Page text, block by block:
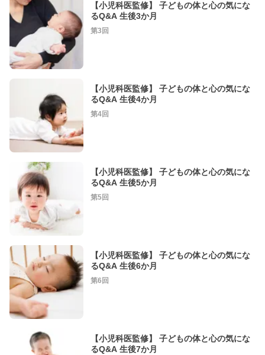
【小児科医監修】 子どもの体と心の気にな
るQ&A 生後3か月
第3回
【小児科医監修】 子どもの体と心の気にな
るQ&A 生後4か月
第4回
【小児科医監修】 子どもの体と心の気にな
るQ&A 生後5か月
第5回
【小児科医監修】 子どもの体と心の気にな
るQ&A 生後6か月
第6回
【小児科医監修】 子どもの体と心の気にな
るQ&A 生後7か月